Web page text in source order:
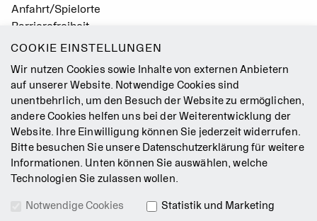
Anfahrt/Spielorte
Barrierefreiheit
Leichte Sprache
Leitbild
Presse
Jobs
Kontakt
Newsletter
AGB
COOKIE EINSTELLUNGEN
Wir nutzen Cookies sowie Inhalte von externen Anbietern
auf unserer Website. Notwendige Cookies sind
unentbehrlich, um den Besuch der Website zu ermöglichen,
andere Cookies helfen uns bei der Weiterentwicklung der
Website. Ihre Einwilligung können Sie jederzeit widerrufen.
Bitte besuchen Sie unsere Datenschutzerklärung für weitere
Informationen. Unten können Sie auswählen, welche
Technologien Sie zulassen wollen.
Notwendige Cookies
Statistik und Marketing